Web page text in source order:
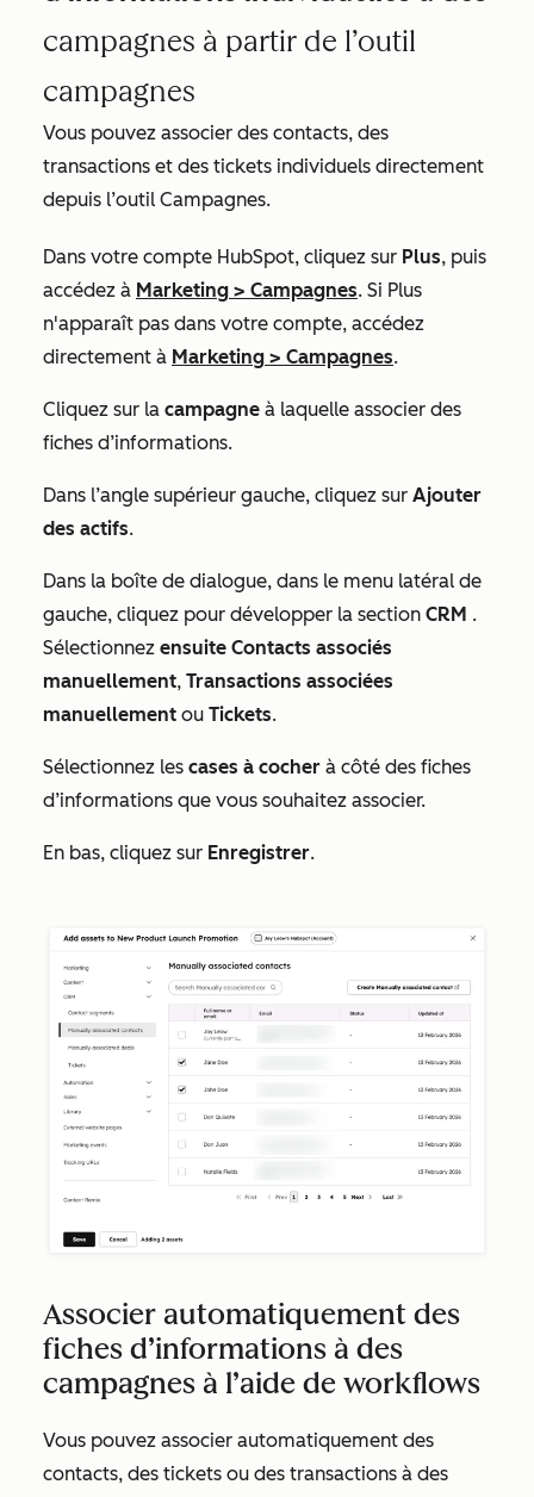
campagnes à partir de l’outil
campagnes
Vous pouvez associer des contacts, des
transactions et des tickets individuels directement
depuis l’outil Campagnes.
Dans votre compte HubSpot, cliquez sur Plus, puis
accédez à Marketing > Campagnes. Si Plus
n'apparaît pas dans votre compte, accédez
directement à Marketing > Campagnes.
Cliquez sur la campagne à laquelle associer des
fiches d’informations.
Dans l’angle supérieur gauche, cliquez sur Ajouter
des actifs.
Dans la boîte de dialogue, dans le menu latéral de
gauche, cliquez pour développer la section CRM .
Sélectionnez ensuite Contacts associés
manuellement, Transactions associées
manuellement ou Tickets.
Sélectionnez les cases à cocher à côté des fiches
d’informations que vous souhaitez associer.
En bas, cliquez sur Enregistrer.
Associer automatiquement des
fiches d’informations à des
campagnes à l’aide de workflows
Vous pouvez associer automatiquement des
contacts, des tickets ou des transactions à des